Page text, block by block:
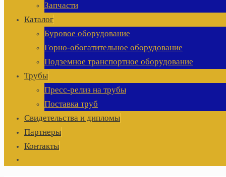
Запчасти
Каталог
Буровое оборудование
Горно-обогатительное оборудование
Подземное транспортное оборудование
Трубы
Пресс-релиз на трубы
Поставка труб
Свидетельства и дипломы
Партнеры
Контакты